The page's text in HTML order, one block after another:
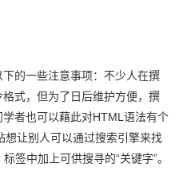
的一些注意事项：不少人在撰
式，但为了日后维护方便，撰
者也可以藉此对HTML语法有个
想让别人可以通过搜索引擎来找
签中加上可供搜寻的“关键字”。